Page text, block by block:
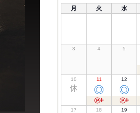
月 火 水
3 4 5
10
休
11
◎
12
◎
17 18 19